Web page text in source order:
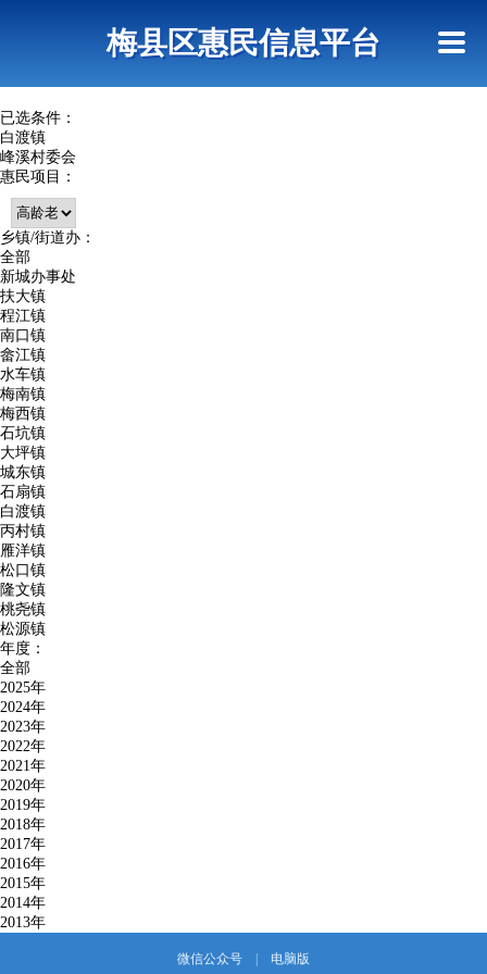
查询指引梅县区惠民信息平台
已选条件：
白渡镇
峰溪村委会
惠民项目：
乡镇/街道办：
全部
新城办事处
扶大镇
程江镇
南口镇
畲江镇
水车镇
梅南镇
梅西镇
石坑镇
大坪镇
城东镇
石扇镇
白渡镇
丙村镇
雁洋镇
松口镇
隆文镇
桃尧镇
松源镇
年度：
全部
2025年
2024年
2023年
2022年
2021年
2020年
2019年
2018年
2017年
2016年
2015年
2014年
2013年
微信公众号 电脑版